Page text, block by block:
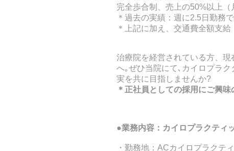
完全歩合制、売上の50%以上（
＊過去の実績：週に2.5日勤務
＊上記に加え、交通費全額支給
治療院を経営されている方、
へ｡ぜひ当院にて､カイロプラ
実を共に目指しませんか?
＊正社員としての採用にご興
●業務内容：カイロプラクティ
・勤務地：ACカイロプラクテ